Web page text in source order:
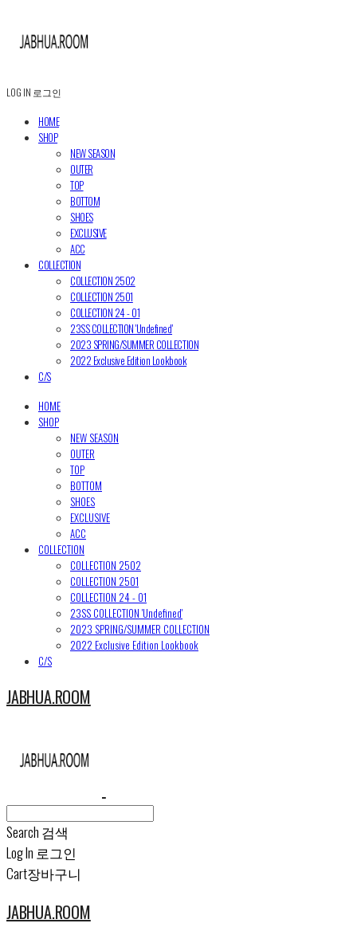
LOG IN 로그인
HOME
SHOP
NEW SEASON
OUTER
TOP
BOTTOM
SHOES
EXCLUSIVE
ACC
COLLECTION
COLLECTION 2502
COLLECTION 2501
COLLECTION 24 - 01
23SS COLLECTION 'Undefined'
2023 SPRING/SUMMER COLLECTION
2022 Exclusive Edition Lookbook
C/S
HOME
SHOP
NEW SEASON
OUTER
TOP
BOTTOM
SHOES
EXCLUSIVE
ACC
COLLECTION
COLLECTION 2502
COLLECTION 2501
COLLECTION 24 - 01
23SS COLLECTION 'Undefined'
2023 SPRING/SUMMER COLLECTION
2022 Exclusive Edition Lookbook
C/S
JABHUA.ROOM
Search 검색
Log In 로그인
Cart장바구니
JABHUA.ROOM